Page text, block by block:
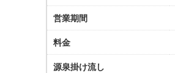
営業期間
料金
源泉掛け流し